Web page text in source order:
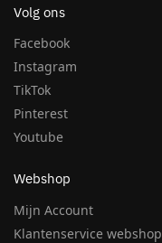
Volg ons
Facebook
Instagram
TikTok
Pinterest
Youtube
Webshop
Mijn Account
Klantenservice webshop